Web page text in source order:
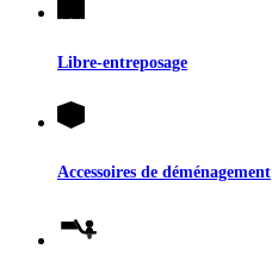
Libre-entreposage
Accessoires de déménagement